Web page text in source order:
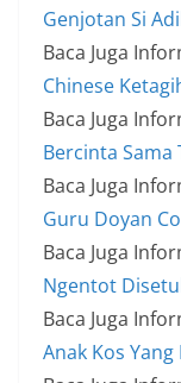
Genjotan Si
Baca Juga
Chinese
Baca Juga
Bercinta Sama
Baca Juga
Guru Doyan
Baca Juga
Ngentot
Baca Juga
Anak Kos